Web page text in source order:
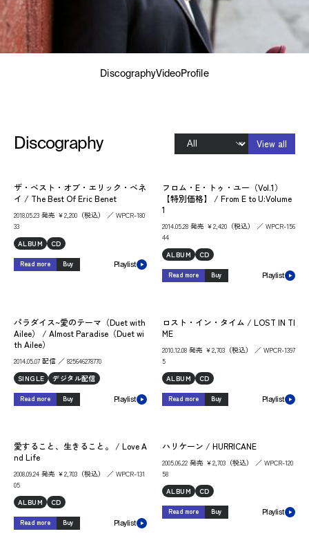
DiscographyVideoProfile
Discography View all
ザ・ベスト・オブ・エリック・ベネ
イ / The Best Of Eric Benet
2018.05.23 発売 ￥2,200（税込） ／ WPCR-180
33
ALBUM
CD
Read more Buy Playlist
フロム・E・トゥ・ユー（Vol.1）
【特別価格】 / From E to U:Volume
1
2014.05.28 発売 ￥2,420（税込） ／ WPCR-156
44
ALBUM
CD
Read more Buy Playlist
パラダイス~愛のテーマ（Duet with
Ailee） / Almost Paradise（Duet wi
th Ailee）
2014.05.07 配信 ／ 825646278770
SINGLE
デジタル配信
Read more Buy Playlist
ロスト・イン・タイム / LOST IN TI
ME
2010.12.08 発売 ￥2,703（税込） ／ WPCR-1397
5
ALBUM
CD
Read more Buy Playlist
愛すること、生きること。 / Love A
nd Life
2008.09.24 発売 ￥2,703（税込） ／ WPCR-131
05
ALBUM
CD
Read more Buy Playlist
ハリケーン / HURRICANE
2005.06.22 発売 ￥2,703（税込） ／ WPCR-120
58
ALBUM
CD
Read more Buy Playlist